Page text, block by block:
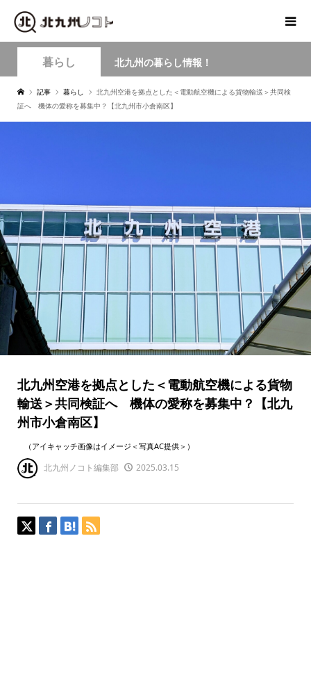
暮らし 北九州の暮らし情報！
記事 暮らし
北九州空港を拠点とした＜電動航空機による貨物輸送＞共同検
証へ 機体の愛称を募集中？【北九州市小倉南区】
北九州空港を拠点とした＜電動航空機による貨物
輸送＞共同検証へ 機体の愛称を募集中？【北九
州市小倉南区】
（アイキャッチ画像はイメージ＜写真AC提供＞）
北九州ノコト編集部 2025.03.15